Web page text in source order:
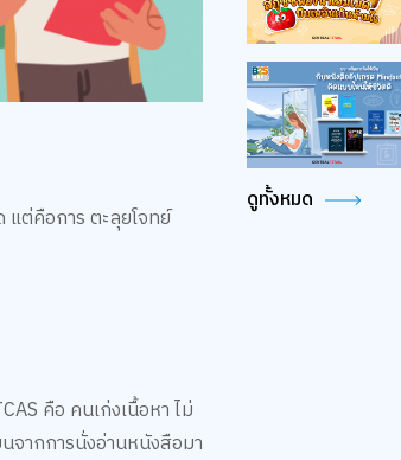
ต่คือการ ตะลุยโจทย์
คือ คนเก่งเนื้อหา ไม่
จากการนั่งอ่านหนังสือมา
ดูทั้งหมด